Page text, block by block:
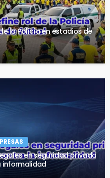
la Policía en estadios de
en seguridad privada
informalidad